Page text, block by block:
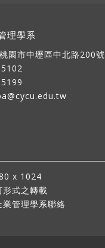
理學系
園市中壢區中北路200號
x 1024
形式之轉載
管理學系聯絡